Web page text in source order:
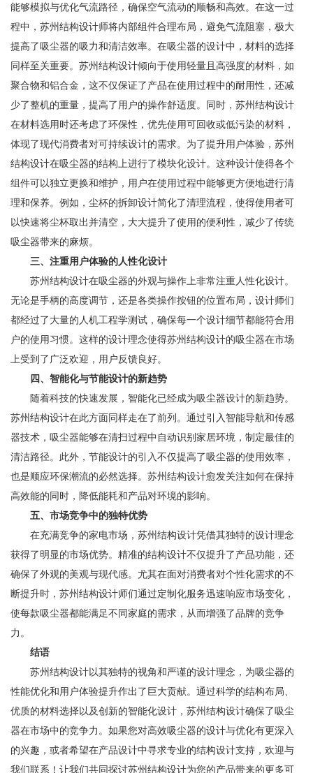
能够模拟与优化气流路径，确保空气流动的顺畅和高效。在这一过
程中，苏州结构设计师将内部组件合理布局，避免气流阻塞，极大
提高了吸尘器的吸力和清洁效率。在吸尘器的设计中，材料的选择
同样至关重要。苏州结构设计倾向于使用轻量且高强度的材料，如
聚合物和铝合金，这不仅保证了产品在使用过程中的耐用性，还减
少了整机的重量，提高了用户的操作舒适度。同时，苏州结构设计
在材料选用时还考虑了环保性，优先使用可回收或低污染的材料，
体现了现代消费者对可持续设计的需求。为了提升用户体验，苏州
结构设计在吸尘器的结构上进行了模块化设计。这种设计使得各个
组件可以独立更换和维护，用户在使用过程中能够更方便地进行清
理和保养。例如，尘杯的拆卸设计简化了清理流程，使得使用者可
以快速将尘杯取出并清空，大大提升了使用的便利性，减少了传统
吸尘器带来的麻烦。
三、注重用户体验的人性化设计
苏州结构设计在吸尘器的外观与操作上非常注重人性化设计。
无论是手柄的高度调节，还是各类操作按钮的位置布局，设计师们
都经过了大量的人机工程学测试，确保每一个设计细节都能符合用
户的使用习惯。这样的设计理念使得苏州结构设计的吸尘器在市场
上受到了广泛欢迎，用户反馈良好。
四、智能化与节能设计的新趋势
随着科技的快速发展，智能化已经成为吸尘器设计的新趋势。
苏州结构设计在此方面同样走在了前列。通过引入智能导航和传感
器技术，吸尘器能够在清扫过程中自动识别家居环境，制定最佳的
清洁路径。此外，节能设计的引入不仅提高了吸尘器的使用效率，
也是顺应环保潮流的必然选择。苏州结构设计愈发关注如何在保持
高效能的同时，降低能耗和产品对环境的影响。
五、市场竞争中的独特优势
在充满竞争的家电市场，苏州结构设计凭借其独特的设计理念
获得了明显的市场优势。精准的结构设计不仅提升了产品功能，还
确保了外观的美观与现代感。尤其在面对消费者对个性化需求的不
断提升时，苏州结构设计师们通过定制化服务迅速响应市场变化，
使每款吸尘器都能满足不同家庭的需求，从而增强了品牌的竞争
力。
结语
苏州结构设计以其独特的视角和严谨的设计理念，为吸尘器的
性能优化和用户体验提升作出了巨大贡献。通过科学的结构布局、
优质的材料选择以及创新的智能化设计，苏州结构设计确保了吸尘
器在市场中的竞争力。如果您对高效吸尘器的设计与优化有更深入
的兴趣，或者希望在产品设计中寻求专业的结构设计支持，欢迎与
我们联系！让我们共同探讨苏州结构设计为您的产品带来的更多可